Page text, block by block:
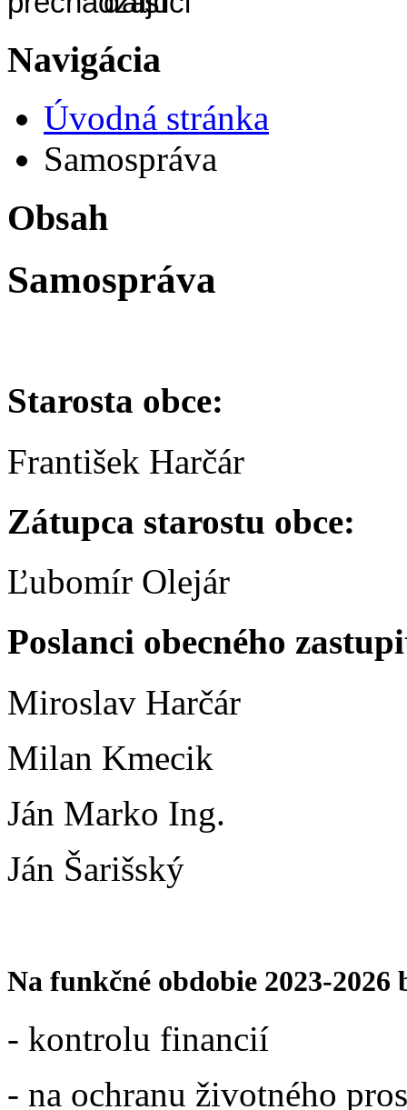
Navigácia
Úvodná stránka
Samospráva
Obsah
Samospráva
Starosta obce:
František Harčár
Zátupca starostu obce:
Ľubomír Olejár
Poslanci obecného
Miroslav Harčár
Milan Kmecik
Ján Marko Ing.
Ján Šarišský
Na funkčné obdobie 2023-
- kontrolu financií -
- na ochranu životného